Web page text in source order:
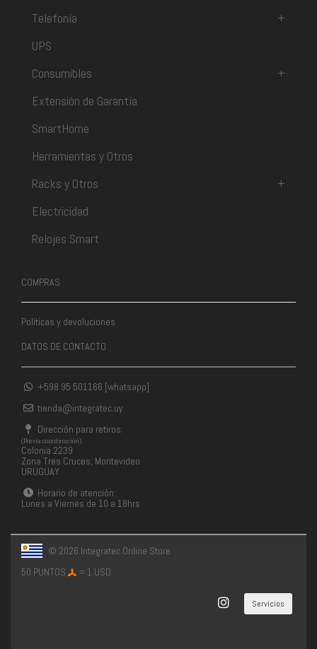
Telefonía
+
UPS
Consumibles
+
Extensión de Garantía
SmartHome
Herramientas y Otros
Racks y Otros
+
Electricidad
Relojes Smart
COMPRAS
Políticas y devoluciones
DATOS DE CONTACTO
+598 95 501166 [whatsapp]
tienda@integratec.uy
Dirección para retiros:
(Previa coordinación)
Colonia 2239
Zona Tres Cruces, Montevideo
URUGUAY
Horario de atención:
Lunes a Viernes de 10 a 18hrs
© 2026 Integratec Online Store
50 PUNTOS
= 1 USD
Servicios